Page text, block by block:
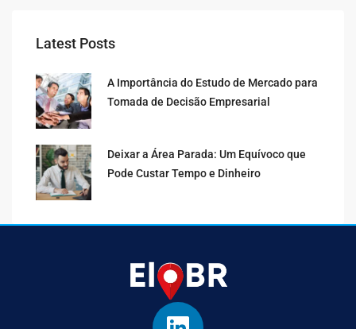
Latest Posts
A Importância do Estudo de Mercado para
Tomada de Decisão Empresarial
Deixar a Área Parada: Um Equívoco que
Pode Custar Tempo e Dinheiro